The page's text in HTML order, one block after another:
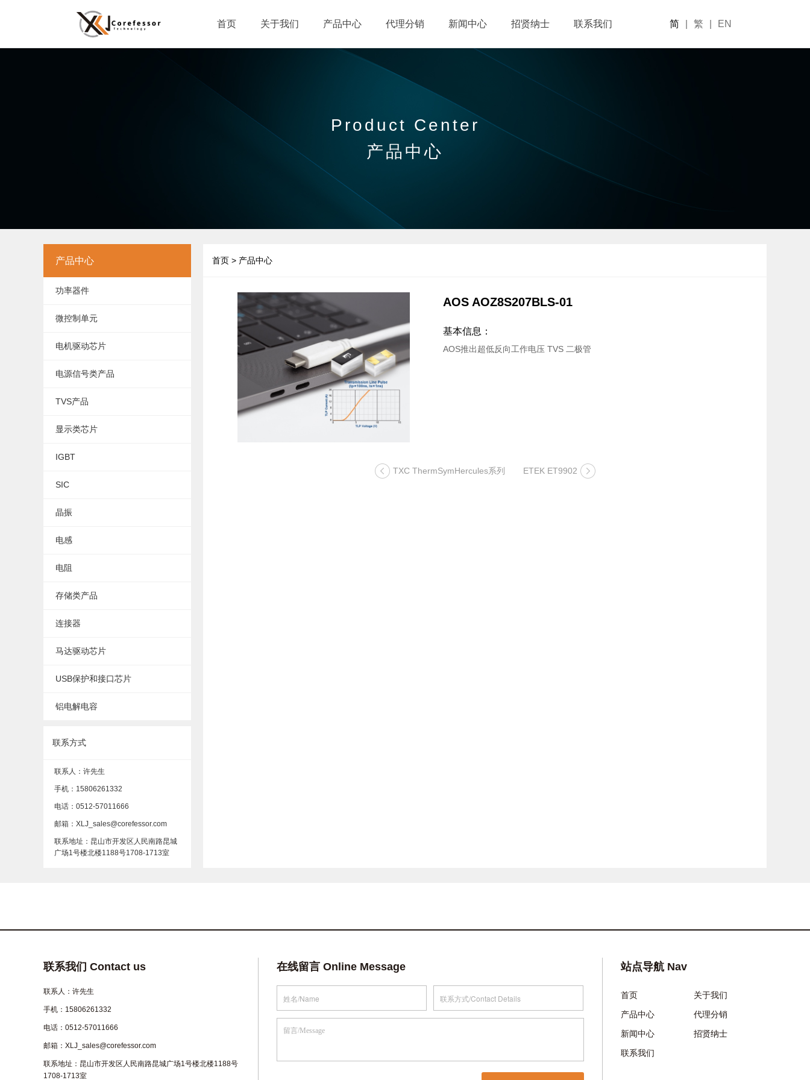
首页 关于我们 产品中心 代理分销 新闻中心 招贤纳士 联系我们 简 繁 EN
Product Center
产品中心
产品中心
功率器件
微控制单元
电机驱动芯片
电源信号类产品
TVS产品
显示类芯片
IGBT
SIC
晶振
电感
电阻
存储类产品
连接器
马达驱动芯片
USB保护和接口芯片
铝电解电容
联系方式
联系人：许先生
手机：15806261332
电话：0512-57011666
邮箱：XLJ_sales@corefessor.com
联系地址：昆山市开发区人民南路昆城
广场1号楼北楼1188号1708-1713室
首页 > 产品中心
AOS AOZ8S207BLS-01
基本信息：
AOS推出超低反向工作电压 TVS 二极管
TXC ThermSymHercules系列 ETEK ET9902
联系我们 Contact us
联系人：许先生
手机：15806261332
电话：0512-57011666
邮箱：XLJ_sales@corefessor.com
联系地址：昆山市开发区人民南路昆城广场1号楼北楼1188号
1708-1713室
在线留言 Online Message 站点导航 Nav
首页
关于我们
产品中心
代理分销
新闻中心
招贤纳士
联系我们